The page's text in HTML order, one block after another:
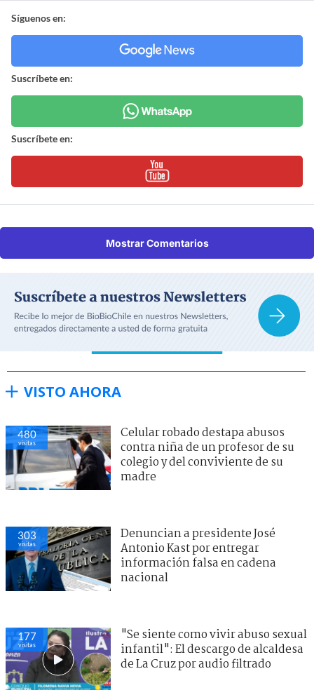
Síguenos en:
Suscríbete en:
Suscríbete en:
Mostrar Comentarios
VISTO AHORA
480
visitas
Celular robado destapa abusos
contra niña de un profesor de su
colegio y del conviviente de su
madre
303
visitas
Denuncian a presidente José
Antonio Kast por entregar
información falsa en cadena
nacional
177
visitas
"Se siente como vivir abuso sexual
infantil": El descargo de alcaldesa
de La Cruz por audio filtrado